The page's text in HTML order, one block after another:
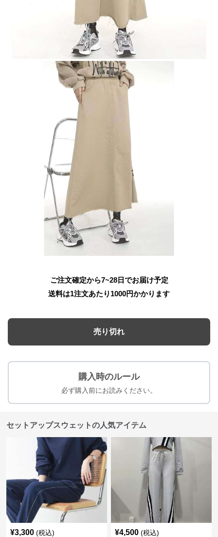
ご注文確定から7~28日でお届け予定
送料は1注文あたり 1000円かかります
売り切れ
購入時のルール
必ず購入前にお読みください。
セットアップスウェットの人気アイテム
¥3,300 (税込) ¥4,500 (税込)